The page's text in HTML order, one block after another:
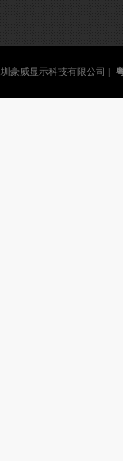
圳豪威显示科技有限公司 |